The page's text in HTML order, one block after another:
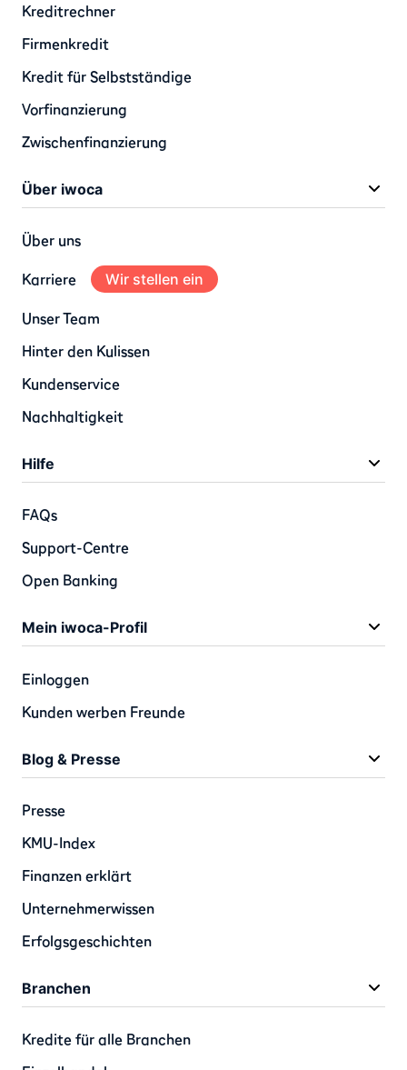
Über iwoca
Über uns
Karriere Wir stellen ein
Unser Team
Hinter den Kulissen
Kundenservice
Nachhaltigkeit
Kreditrechner
Firmenkredit
Kredit für Selbstständige
Vorfinanzierung
Zwischenfinanzierung
Hilfe
FAQs
Support-Centre
Open Banking
Mein iwoca-Profil
Einloggen
Kunden werben Freunde
Branchen
Kredite für alle Branchen
Blog & Presse
Presse
KMU-Index
Finanzen erklärt
Unternehmerwissen
Erfolgsgeschichten